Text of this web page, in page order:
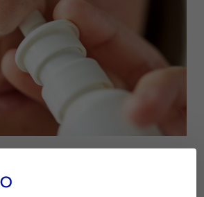
mořské vody jsou vhodné nejen při
její prevenci a pro komplexní péči o nosní